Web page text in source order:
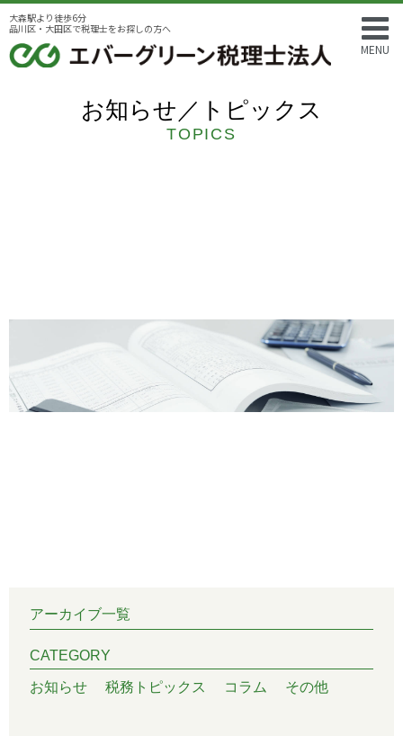
MENU
大森駅より徒歩6分
品川区・大田区で税理士をお探しの方へ
お知らせ／トピックス
TOPICS
アーカイブ一覧
CATEGORY
お知らせ 税務トピックス コラム その他